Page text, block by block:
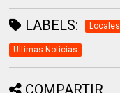
LABELS: Locales
Ultimas Noticias
COMPARTIR